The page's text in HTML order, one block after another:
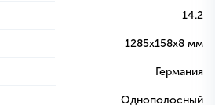
14.2
1285х158х8 мм
Германия
Однополосный